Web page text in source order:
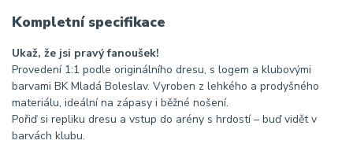
Kompletní specifikace
Ukaž, že jsi pravý fanoušek!
Provedení 1:1 podle originálního dresu, s logem a klubovými
barvami BK Mladá Boleslav. Vyroben z lehkého a prodyšného
materiálu, ideální na zápasy i běžné nošení.
Pořiď si repliku dresu a vstup do arény s hrdostí – buď vidět v
barvách klubu.